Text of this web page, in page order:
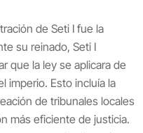
de Seti I fue la
su reinado, Seti I
que la ley se aplicara de
imperio. Esto incluía la
de tribunales locales
más eficiente de justicia.